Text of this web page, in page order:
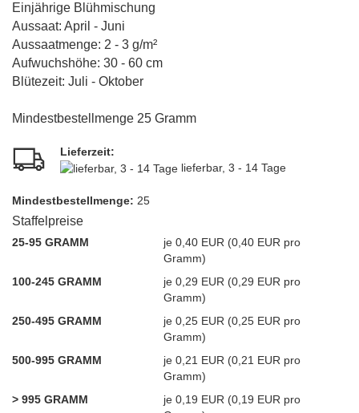
Einjährige Blühmischung
Aussaat: April - Juni
Aussaatmenge: 2 - 3 g/m²
Aufwuchshöhe: 30 - 60 cm
Blütezeit: Juli - Oktober
Mindestbestellmenge 25 Gramm
Lieferzeit:
lieferbar, 3 - 14 Tage
Mindest­bestellmenge: 25
Staffelpreise
25-95 GRAMM
je 0,40 EUR (0,40 EUR pro
Gramm)
100-245 GRAMM
je 0,29 EUR (0,29 EUR pro
Gramm)
250-495 GRAMM
je 0,25 EUR (0,25 EUR pro
Gramm)
500-995 GRAMM
je 0,21 EUR (0,21 EUR pro
Gramm)
> 995 GRAMM
je 0,19 EUR (0,19 EUR pro